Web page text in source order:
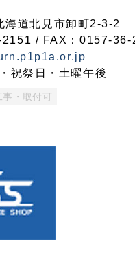
道北見市卸町2-3-2
/ FAX：0157-36-
祝祭日・土曜午後
事・取付可